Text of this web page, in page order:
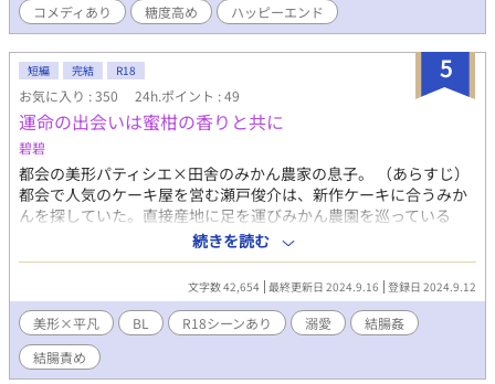
コメディあり
糖度高め ハッピーエンド
5
短編 完結 R18
お気に入り : 350 24h.ポイント : 49
運命の出会いは蜜柑の香りと共に
碧碧
都会の美形パティシエ×田舎のみかん農家の息子。 （あらすじ）
都会で人気のケーキ屋を営む瀬戸俊介は、新作ケーキに合うみか
んを探していた。直接産地に足を運びみかん農園を巡っている
と、そこで働く橘橙矢と出会う。橘の作るみかんは瀬戸の求めて
いたものそのものだったうえ、ゲイである瀬戸にとって橘自身も
ドストライクだった。２つの運命的な出会いに瀬戸は舞い上が
り、思わず勢いで告白してしまう。 （R18シーンについて） ２話
以降、予告なく18禁シーンが入ります。内容は自慰、兜合わせ、
フェラ、結腸姦、中出し等。糖度高め（当社比）です。閲覧ご注
意ください。
続きを読む
文字数 42,654 最終更新日 2024.9.16 登録日 2024.9.12
美形×平凡 BL R18シーンあり 溺愛
結腸姦
結腸責め